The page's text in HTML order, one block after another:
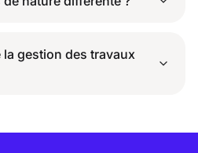
gestion des travaux